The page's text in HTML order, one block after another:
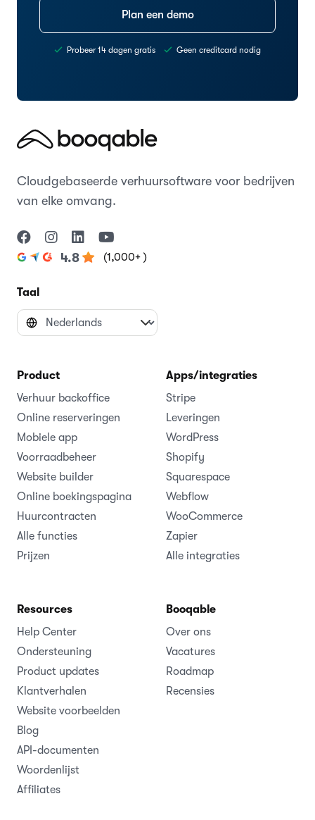
Plan een demo
Probeer 14 dagen gratis Geen creditcard nodig
Cloudgebaseerde verhuursoftware voor bedrijven
van elke omvang.
4.8 (1,000+ )
Taal
Product
Verhuur backoffice
Online reserveringen
Mobiele app
Voorraadbeheer
Website builder
Online boekingspagina
Huurcontracten
Alle functies
Prijzen
Apps/integraties
Stripe
Leveringen
WordPress
Shopify
Squarespace
Webflow
WooCommerce
Zapier
Alle integraties
Resources
Help Center
Ondersteuning
Product updates
Klantverhalen
Website voorbeelden
Blog
API-documenten
Woordenlijst
Affiliates
Booqable
Over ons
Vacatures
Roadmap
Recensies